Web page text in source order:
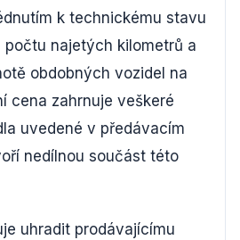
k technickému stavu
počtu najetých kilometrů a
obdobných vozidel na
cena zahrnuje veškeré
uvedené v předávacím
nedílnou součást této
uhradit prodávajícímu